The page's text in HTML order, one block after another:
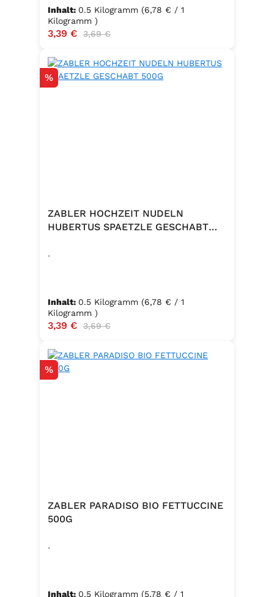
Hartweizengrieß, frische Eier
(Güteklasse A), Trinkwasser ✅
Hergestellt in Baden – Qualität seit
Inhalt: 0.5 Kilogramm (6,78 € / 1
Kilogramm )
Verkaufspreis:
3,39 € Regulärer Preis:
3,69 €
Rabatt
%
ZABLER HOCHZEIT NUDELN
HUBERTUS SPAETZLE GESCHABT
.
Inhalt: 0.5 Kilogramm (6,78 € / 1
Kilogramm )
Verkaufspreis:
3,39 € Regulärer Preis:
3,69 €
Rabatt
%
ZABLER PARADISO BIO FETTUCCINE
500G
.
Inhalt: 0.5 Kilogramm (5,78 € / 1